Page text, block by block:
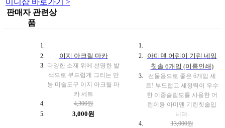
미니샵 바로가기 >
판매자 관련상
품
이지 아크릴 마카
다양한 소재 위에 선명한 발
색으로 부드럽게 그리는 만
능 미술도구 이지 아크릴 마
카 세트
4,300원
3,000원
아미덴 어린이 기린 네임
칫솔 6개입 (이름인쇄)
선물용으로 좋은 6개입 세
트! 부드럽고 세정력이 우수
한 이중슬림모를 사용한 어
린이용 아미덴 기린칫솔입
니다.
13,000원